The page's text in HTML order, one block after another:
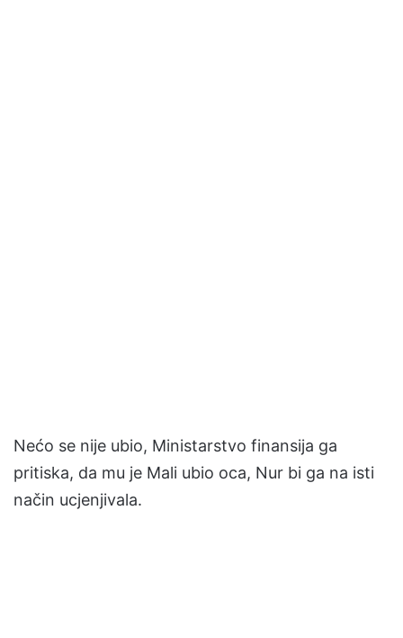
Nećo se nije ubio, Ministarstvo finansija ga
pritiska, da mu je Mali ubio oca, Nur bi ga na isti
način ucjenjivala.